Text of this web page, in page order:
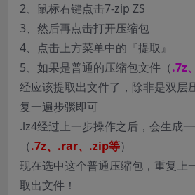
2、鼠标右键点击7-zip ZS
3、然后再点击打开压缩包
4、点击上方菜单中的『提取』
5、如果是普通的压缩包文件（.7z
经应该提取出文件了，除非是双层
复一遍步骤即可
.lz4经过上一步操作之后，会生成
（.7z、.rar、.zip等）
现在选中这个普通压缩包，重复上
取出文件！